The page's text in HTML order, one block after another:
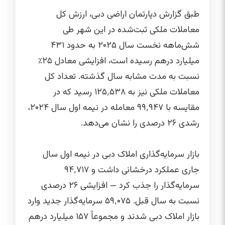
طبق گزارش دپارتمان اراضی دبی، ارزش کل
معاملات ملکی ثبت‌شده در این شهر طی
شش‌ماهه نخست سال ۲۰۲۵ به حدود ۴۳۱
میلیارد درهم رسیده است، افزایشی معادل ۲۵٪
نسبت به مدت مشابه سال گذشته. تعداد کل
معاملات ملکی نیز به ۱۲۵٬۵۳۸ رسید که در
مقایسه با ۹۹٬۹۴۷ معامله در نیمه اول سال ۲۰۲۴،
رشدی ۲۶ درصدی را نشان می‌دهد.
بازار سرمایه‌گذاری املاک دبی در نیمه اول سال
جاری عملکرد درخشانی داشت و ۹۴٬۷۱۷
سرمایه‌گذار را جذب کرد — افزایشی ۲۶ درصدی
نسبت به سال قبل. ۵۹٬۰۷۵ سرمایه‌گذار جدید وارد
بازار املاک دبی شدند و مجموعاً ۱۵۷ میلیارد درهم